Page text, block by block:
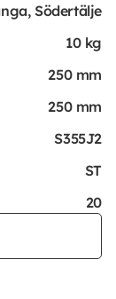
Södertälje
10 kg
250 mm
250 mm
S355J2
ST
20